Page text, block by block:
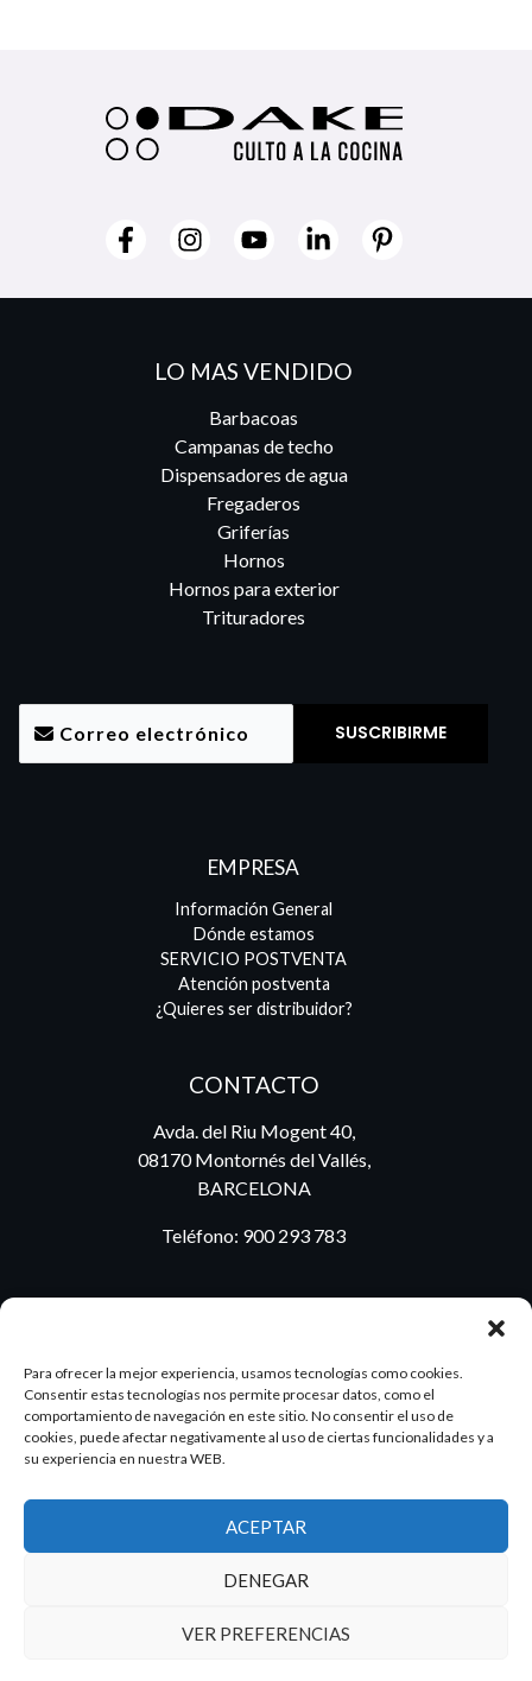
Para ofrecer la mejor experiencia, usamos tecnologías como cookies.
Consentir estas tecnologías nos permite procesar datos, como el
comportamiento de navegación en este sitio. No consentir el uso de
cookies, puede afectar negativamente al uso de ciertas funcionalidades y a
su experiencia en nuestra WEB.
ACEPTAR
DENEGAR
VER PREFERENCIAS
LO MAS VENDIDO
Barbacoas
Campanas de techo
Dispensadores de agua
Fregaderos
Griferías
Hornos
Hornos para exterior
Trituradores
EMPRESA
Información General
Dónde estamos
SERVICIO POSTVENTA
Atención postventa
¿Quieres ser distribuidor?
CONTACTO
Avda. del Riu Mogent 40,
08170 Montornés del Vallés,
BARCELONA
Teléfono: 900 293 783
2026 Dake. Todos los derechos reservados.